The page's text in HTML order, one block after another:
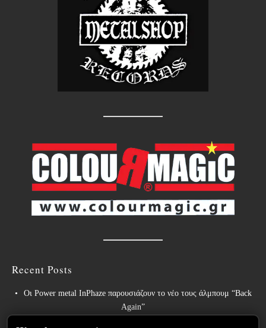
Recent Posts
Οι Power metal InPhaze παρουσιάζουν το νέο τους άλμπουμ “Back
Again”